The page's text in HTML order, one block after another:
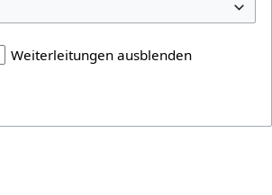
Weiterleitungen ausblenden